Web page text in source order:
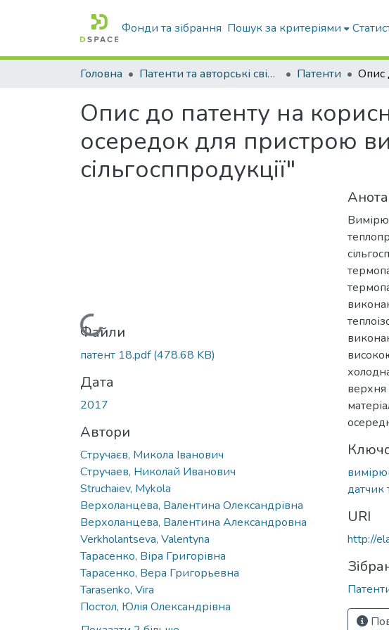
Фонди та зібрання Пошук за критеріями
Головна Патенти та авторські свідоцтва Патенти
Опис до патенту на
осередок для пристрою
сільгосппродукції"
Вантажиться...
Файли
патент 18.pdf(478.68 KB)
Дата
2017
Автори
Стручаєв, Микола Іванович
Стручаев, Николай Иванович
Struchaiev, Mykola
Верхоланцева, Валентина Олександрівна
Верхоланцева, Валентина Александровна
Verkholantseva, Valentyna
Тарасенко, Віра Григорівна
Тарасенко, Вера Григорьевна
Tarasenko, Vira
Постол, Юлія Олександрівна
верхня
датчик
URI
http://